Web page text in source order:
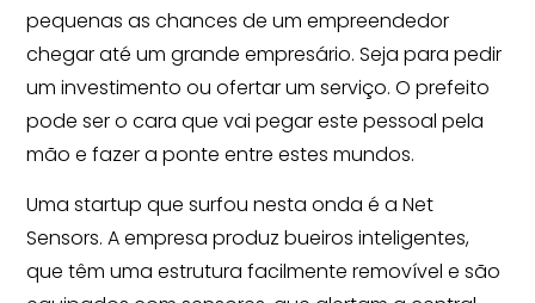
pequenas as chances de um empreendedor
chegar até um grande empresário. Seja para pedir
um investimento ou ofertar um serviço. O prefeito
pode ser o cara que vai pegar este pessoal pela
mão e fazer a ponte entre estes mundos.
Uma startup que surfou nesta onda é a Net
Sensors. A empresa produz bueiros inteligentes,
que têm uma estrutura facilmente removível e são